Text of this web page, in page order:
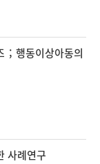
; 행동이상아동의
사례연구